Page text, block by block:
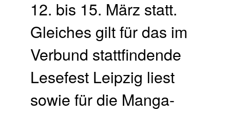
12. bis 15. März statt.
Gleiches gilt für das im
Verbund stattfindende
Lesefest Leipzig liest
sowie für die Manga-